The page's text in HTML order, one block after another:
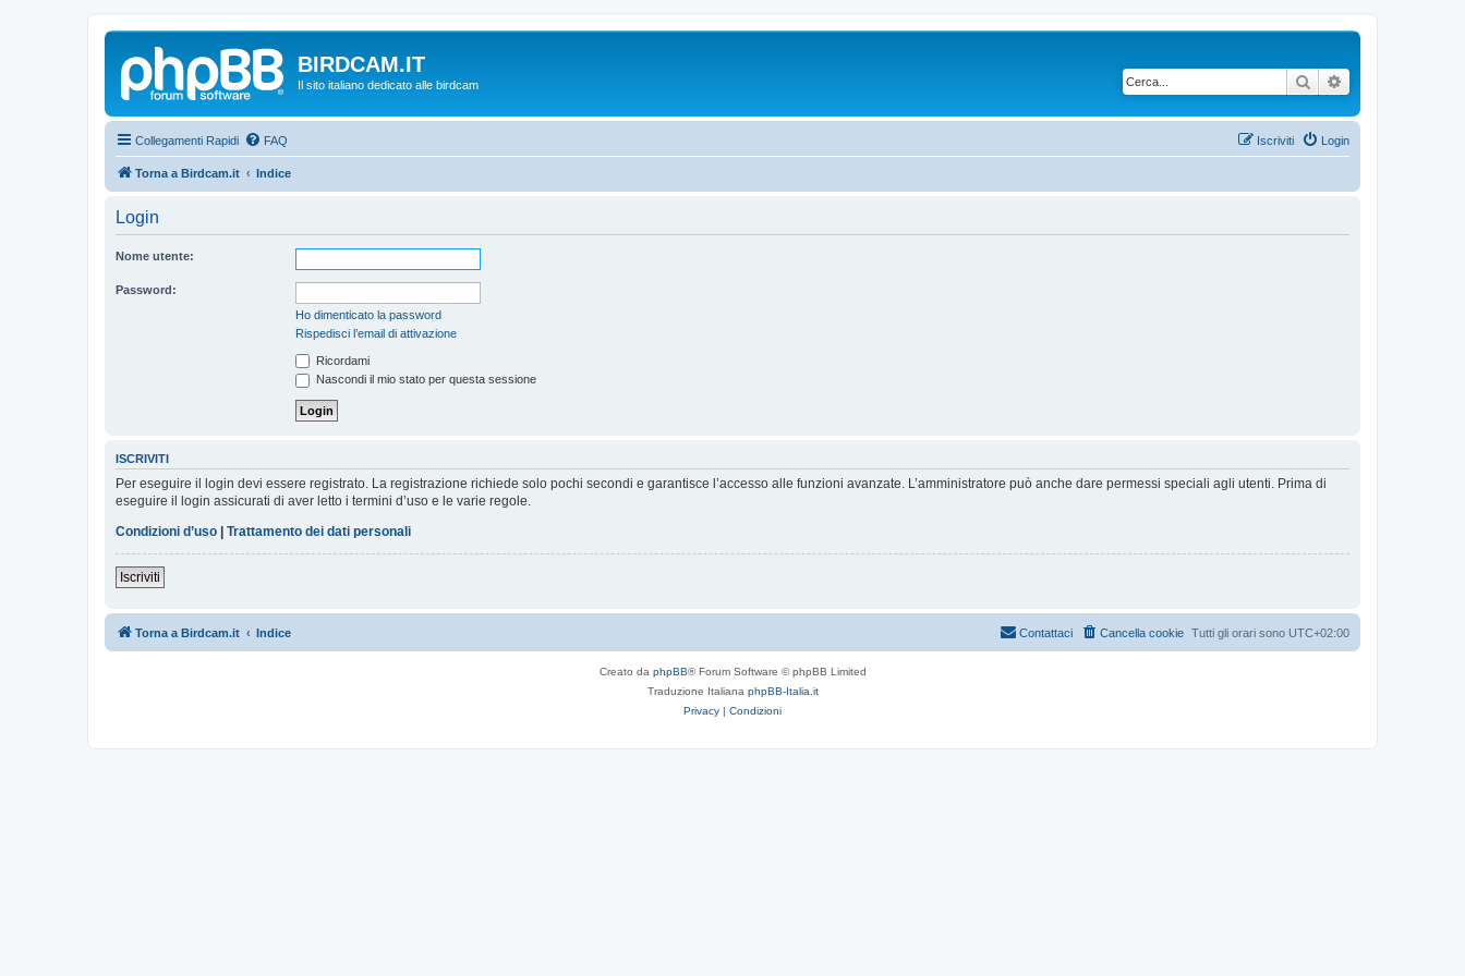
BIRDCAM.IT
Il sito italiano dedicato alle birdcam Cerca
Collegamenti Rapidi FAQ Login
Iscriviti
Torna a Birdcam.it Indice
Login
Nome utente:
Password:
Ho dimenticato la password
Rispedisci l’email di attivazione
Ricordami
Nascondi il mio stato per questa sessione
ISCRIVITI
Per eseguire il login devi essere registrato. La registrazione richiede solo pochi secondi e garantisce l’accesso alle funzioni avanzate. L’amministratore può anche dare permessi speciali agli utenti. Prima di
eseguire il login assicurati di aver letto i termini d’uso e le varie regole.
Condizioni d’uso
Trattamento dei dati personali
Iscriviti
Torna a Birdcam.it Indice Tutti gli orari sono UTC+02:00
Cancella cookie
Contattaci
Creato da phpBB® Forum Software © phpBB Limited
Traduzione Italiana phpBB-Italia.it
Privacy | Condizioni